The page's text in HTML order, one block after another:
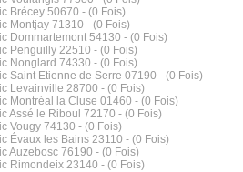
Brécey 50670 - (0 Fois)
Montjay 71310 - (0 Fois)
Dommartemont 54130 - (0 Fois)
Penguilly 22510 - (0 Fois)
Nonglard 74330 - (0 Fois)
Saint Etienne de Serre 07190 - (0 Fois)
Levainville 28700 - (0 Fois)
Montréal la Cluse 01460 - (0 Fois)
Assé le Riboul 72170 - (0 Fois)
Vougy 74130 - (0 Fois)
Évaux les Bains 23110 - (0 Fois)
Auzebosc 76190 - (0 Fois)
Rimondeix 23140 - (0 Fois)